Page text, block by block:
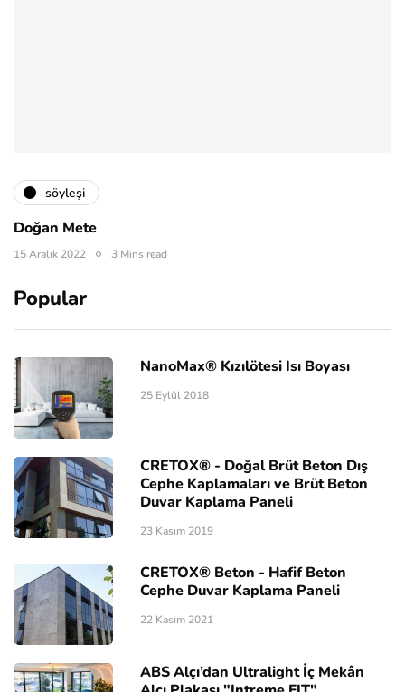
söyleşi
Doğan Mete
15 Aralık 2022 3 Mins read
Popular
NanoMax® Kızılötesi Isı Boyası
25 Eylül 2018
CRETOX® - Doğal Brüt Beton Dış
Cephe Kaplamaları ve Brüt Beton
Duvar Kaplama Paneli
23 Kasım 2019
CRETOX® Beton - Hafif Beton
Cephe Duvar Kaplama Paneli
22 Kasım 2021
ABS Alçı’dan Ultralight İç Mekân